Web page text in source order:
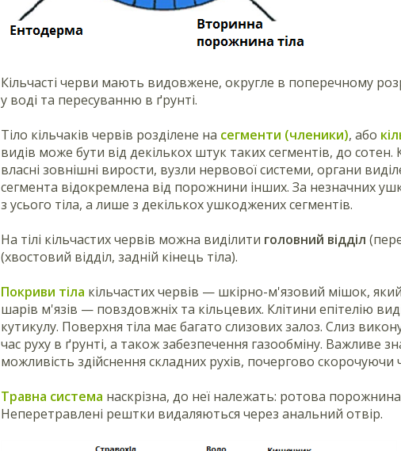
Кільчасті черви мають видовжене, округле в поперечному
у воді та пересуванню в ґрунті.
Тіло кільчаків червів розділене на сегменти (членики), або
видів може бути від декількох штук таких сегментів, до
власні зовнішні вирости, вузли нервової системи, органи
сегмента відокремлена від порожнини інших. За незначних
з усього тіла, а лише з декількох ушкоджених сегментів.
На тілі кільчастих червів можна виділити головний відділ
(хвостовий відділ, задній кінець тіла).
Покриви тіла кільчастих червів — шкірно-м'язовий мішок,
шарів м'язів — повздовжніх та кільцевих. Клітини епітелію
кутикулу. Поверхня тіла має багато слизових залоз. Слиз
час руху в ґрунті, а також забезпечення газообміну. Важливе
можливість здійснення складних рухів, почергово
Травна система наскрізна, до неї належать: ротова
Неперетравлені рештки видаляються через анальний отвір.